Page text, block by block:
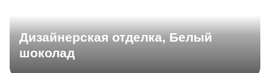
Дизайнерская отделка, Белый
шоколад